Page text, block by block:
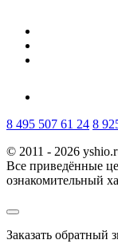
8 495 507 61 24 8
© 2011 - 2026
Все приведённые
ознакомительный
Заказать обратный